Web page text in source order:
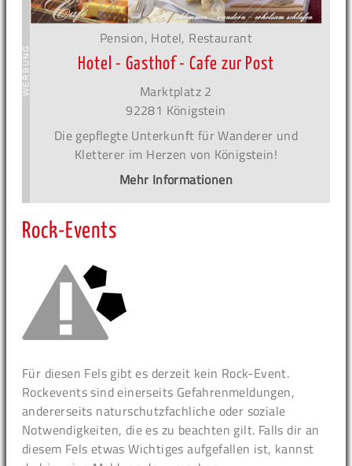
Pension, Hotel, Restaurant
Hotel - Gasthof - Cafe zur Post
Marktplatz 2
92281 Königstein
Die gepflegte Unterkunft für Wanderer und
Kletterer im Herzen von Königstein!
Mehr Informationen
Rock-Events
Für diesen Fels gibt es derzeit kein Rock-Event.
Rockevents sind einerseits Gefahrenmeldungen,
andererseits naturschutzfachliche oder soziale
Notwendigkeiten, die es zu beachten gilt. Falls dir an
diesem Fels etwas Wichtiges aufgefallen ist, kannst